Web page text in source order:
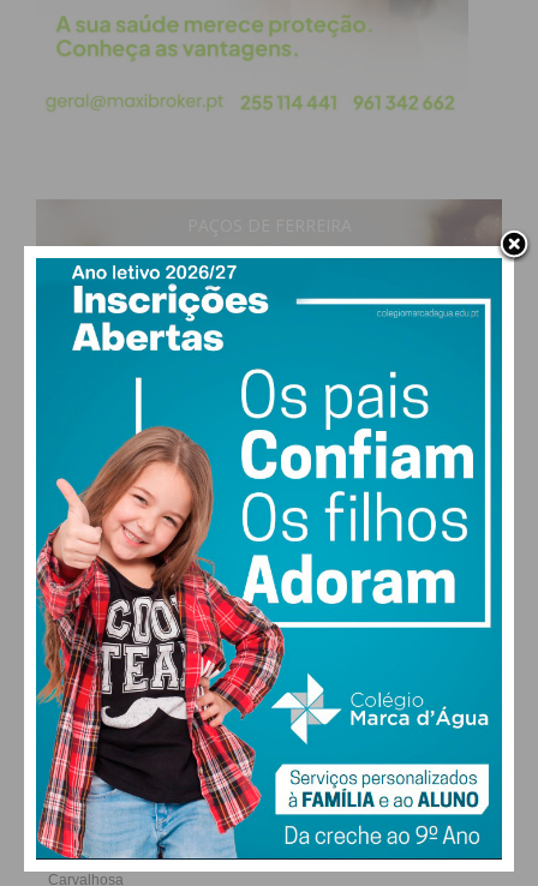
28°
50% humidade
vento: 5m/s ONO
28°
DOM
30
SEG
30°
TER
31°
FARMACIAS DE SERVIÇO EM PAÇOS DE
FERREIRA